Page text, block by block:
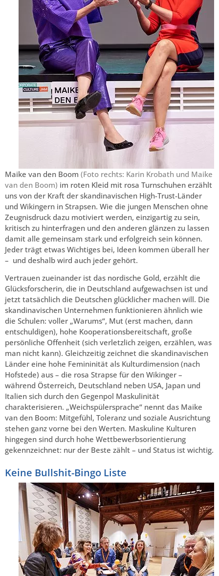
Maike van den Boom (Foto rechts: Karin Krobath und Maike
van den Boom) im roten Kleid mit rosa Turnschuhen erzählt
uns von der Kraft der skandinavischen High-Trust-Länder
und Wikingern in Strapsen. Wie die jungen Menschen ohne
Zeugnisdruck dazu motiviert werden, einzigartig zu sein,
kritisch zu hinterfragen und den anderen glänzen zu lassen
damit alle gemeinsam stark und erfolgreich sein können.
Jeder trägt etwas Wichtiges bei, Ideen kommen überall her
– und deshalb wird auch jeder gehört.
Vertrauen zueinander ist das nordische Gold, erzählt die
Glücksforscherin, die in Deutschland aufgewachsen ist und
jetzt tatsächlich die Deutschen glücklicher machen will. Die
skandinavischen Unternehmen funktionieren ähnlich wie
die Schulen: voller „Warums“, Mut (erst machen, dann
entschuldigen), hohe Kooperationsbereitschaft, große
persönliche Offenheit (sich verletzlich zeigen, erzählen, was
man nicht kann). Gleichzeitig zeichnet die skandinavischen
Länder eine hohe Femininität als Kulturdimension (nach
Hofstede) aus – die rosa Strapse für den Wikinger –
während Österreich, Deutschland neben USA, Japan und
Italien sich durch den Gegenpol Maskulinität
charakterisieren. „Weichspülersprache“ nennt das Maike
van den Boom: Mitgefühl, Toleranz und soziale Ausrichtung
stehen ganz vorne bei den Werten. Maskuline Kulturen
hingegen sind durch hohe Wettbewerbsorientierung
gekennzeichnet: nur der Beste zählt – und Status ist wichtig.
Keine Bullshit-Bingo Liste